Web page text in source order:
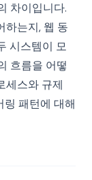
차이입니다.
하는지, 웹 동
시스템이 모
흐름을 어떻
세스와 규제
패턴에 대해